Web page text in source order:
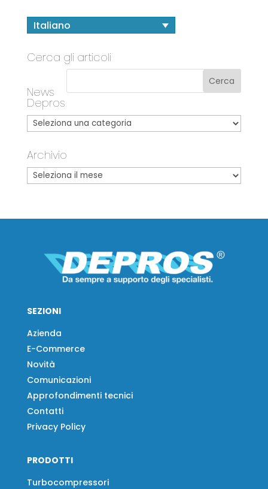
Italiano
Cerca gli articoli
News
Depros
Archivio
SEZIONI
Azienda
E-Commerce
Novità
Comunicazioni
Approfondimenti tecnici
Contatti
Privacy Policy
PRODOTTI
Turbocompressori